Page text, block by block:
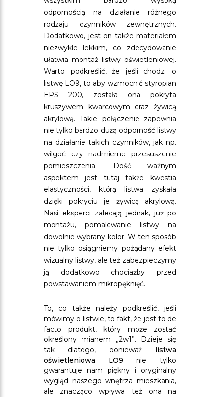
odpornością na działanie różnego
rodzaju czynników zewnętrznych.
Dodatkowo, jest on także materiałem
niezwykle lekkim, co zdecydowanie
ułatwia montaż listwy oświetleniowej.
Warto podkreślić, że jeśli chodzi o
listwę LO9, to aby wzmocnić styropian
EPS 200, została ona pokryta
kruszywem kwarcowym oraz żywicą
akrylową. Takie połączenie zapewnia
nie tylko bardzo dużą odporność listwy
na działanie takich czynników, jak np.
wilgoć czy nadmierne przesuszenie
pomieszczenia. Dość ważnym
aspektem jest tutaj także kwestia
elastyczności, którą listwa zyskała
dzięki pokryciu jej żywicą akrylową.
Nasi eksperci zalecają jednak, już po
montażu, pomalowanie listwy na
dowolnie wybrany kolor. W ten sposób
nie tylko osiągniemy pożądany efekt
wizualny listwy, ale też zabezpieczymy
ją dodatkowo chociażby przed
powstawaniem mikropęknięć.
To, co także należy podkreślić, jeśli
mówimy o listwie, to fakt, że jest to de
facto produkt, który może zostać
określony mianem „2w1”. Dzieje się
tak dlatego, ponieważ listwa
oświetleniowa LO9 nie tylko
gwarantuje nam piękny i oryginalny
wygląd naszego wnętrza mieszkania,
ale znacząco wpływa też ona na